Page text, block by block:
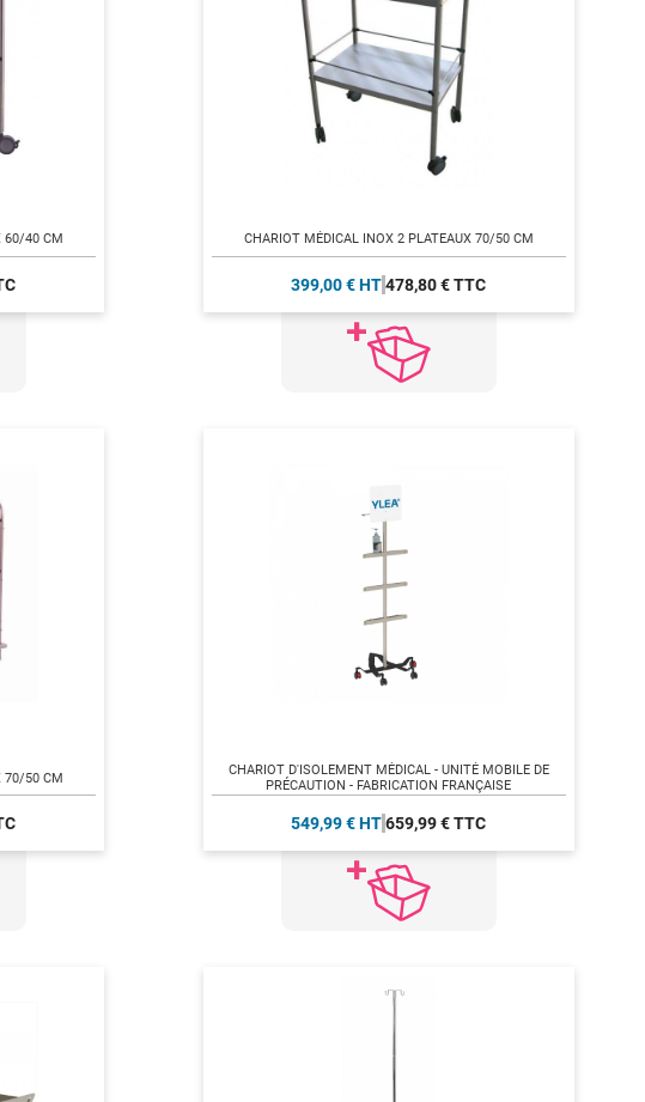
60/40 CM CHARIOT MÉDICAL INOX 2 PLATEAUX 70/50 CM
399,00 € HT 478,80 € TTC
70/50 CM
CHARIOT D'ISOLEMENT MÉDICAL - UNITÉ MOBILE DE
PRÉCAUTION - FABRICATION FRANÇAISE
549,99 € HT 659,99 € TTC